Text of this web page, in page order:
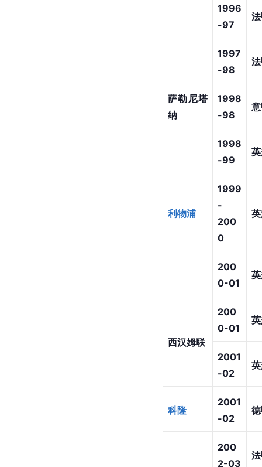
1996
-97
1997
-98
萨勒尼塔
纳
1998
-98
利物浦
1998
-99
1999
-
200
0
200
0-01
西汉姆联
200
0-01
2001
-02
科隆
2001
-02
200
2-03